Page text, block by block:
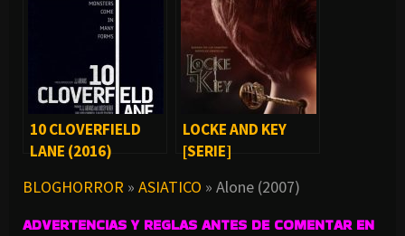
10 CLOVERFIELD
LANE (2016)
LOCKE AND KEY
[SERIE]
BLOGHORROR » ASIATICO » Alone (2007)
ADVERTENCIAS Y REGLAS ANTES DE COMENTAR EN